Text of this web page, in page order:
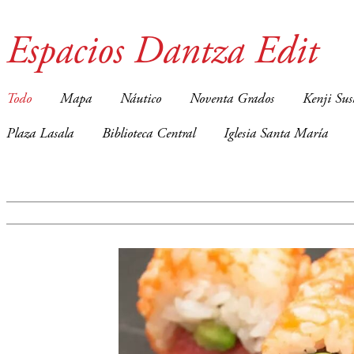
Espacios Dantza Edit
Todo Mapa Náutico Noventa Grados Kenji
Plaza Lasala Biblioteca Central Iglesia Santa María